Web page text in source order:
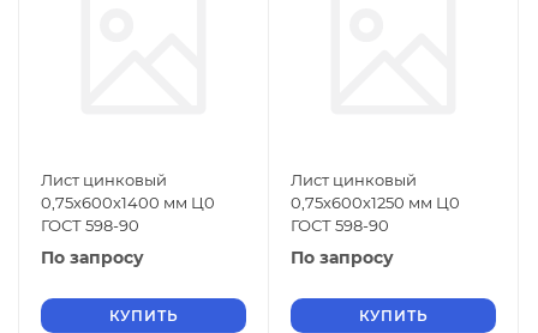
Лист цинковый
0,75х600х1400 мм Ц0
ГОСТ 598-90
По запросу
КУПИТЬ
Лист цинковый
0,75х600х1250 мм Ц0
ГОСТ 598-90
По запросу
КУПИТЬ